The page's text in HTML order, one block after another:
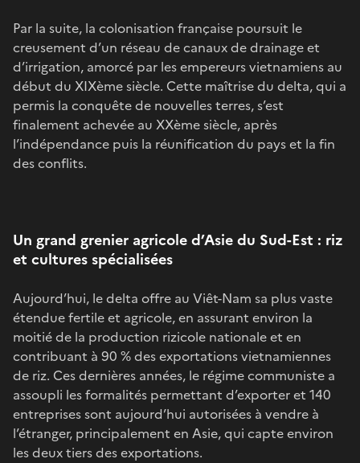
Par la suite, la colonisation française poursuit le
creusement d’un réseau de canaux de drainage et
d’irrigation, amorcé par les empereurs vietnamiens au
début du XIXème siècle. Cette maîtrise du delta, qui a
permis la conquête de nouvelles terres, s’est
finalement achevée au XXème siècle, après
l’indépendance puis la réunification du pays et la fin
des conflits.
Un grand grenier agricole d’Asie du Sud-Est : riz
et cultures spécialisées
Aujourd’hui, le delta offre au Viêt-Nam sa plus vaste
étendue fertile et agricole, en assurant environ la
moitié de la production rizicole nationale et en
contribuant à 90 % des exportations vietnamiennes
de riz. Ces dernières années, le régime communiste a
assoupli les formalités permettant d’exporter et 140
entreprises sont aujourd’hui autorisées à vendre à
l’étranger, principalement en Asie, qui capte environ
les deux tiers des exportations.